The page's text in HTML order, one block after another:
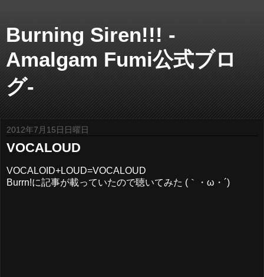
Burning Siren!!! -
Amalgam Fumi公式ブロ
グ-
2012年7月15日日曜日
VOCALOUD
VOCALOID+LOUD=VOCALOUD
Burrn!に記事が載っていたので聴いてみた (｀・ω・´)